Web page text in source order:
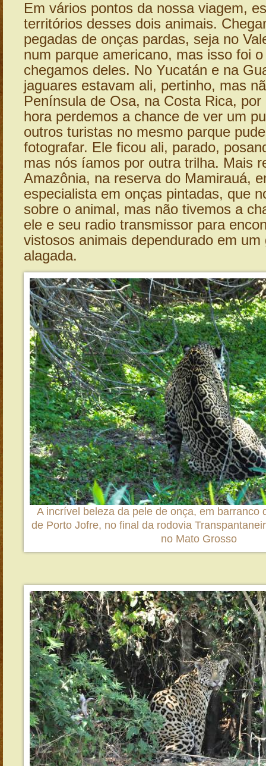
Em vários pontos da nossa viagem,
territórios desses dois animais.
pegadas de onças pardas, seja no
num parque americano, mas isso foi
chegamos deles. No Yucatán e na
jaguares estavam ali, pertinho, mas
Península de Osa, na Costa Rica,
hora perdemos a chance de ver um
outros turistas no mesmo parque
fotografar. Ele ficou ali, parado,
mas nós íamos por outra trilha. Mais
Amazônia, na reserva do Mamirauá,
especialista em onças pintadas, que
sobre o animal, mas não tivemos a
ele e seu radio transmissor para
vistosos animais dependurado em um
alagada.
A incrível beleza da pele de onça, em barranco
de Porto Jofre, no final da rodovia
no Mato Grosso